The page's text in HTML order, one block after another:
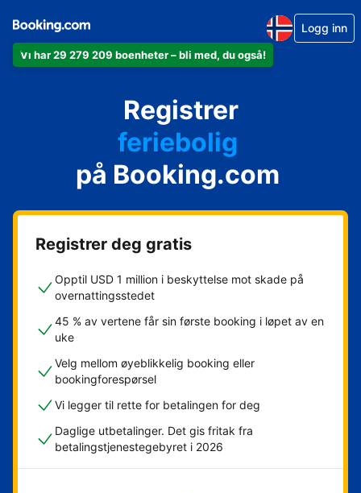
Vi har 29 279 209 boenheter – bli med, du også!
Logg inn
Registrer
leiligheten din
hotellet ditt
feriebolig
gjestgiveriet ditt
rorbua di
på Booking.com
Registrer deg gratis
Opptil USD 1 million i beskyttelse mot skade på
overnattingsstedet
45 % av vertene får sin første booking i løpet av en
uke
Velg mellom øyeblikkelig booking eller
bookingforespørsel
Vi legger til rette for betalingen for deg
Daglige utbetalinger. Det gis fritak fra
betalingstjenestegebyret i 2026